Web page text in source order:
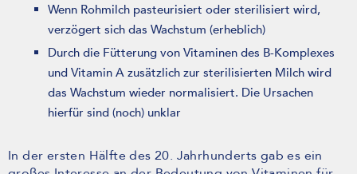
Wenn Rohmilch pasteurisiert oder sterilisiert wird,
verzögert sich das Wachstum (erheblich)
Durch die Fütterung von Vitaminen des B-Komplexes
und Vitamin A zusätzlich zur sterilisierten Milch wird
das Wachstum wieder normalisiert. Die Ursachen
hierfür sind (noch) unklar
In der ersten Hälfte des 20. Jahrhunderts gab es ein